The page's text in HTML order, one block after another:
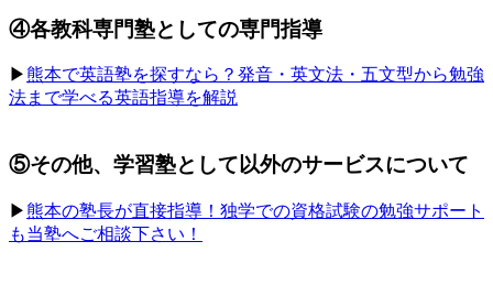
④各教科専門塾としての専門指導
▶︎熊本で英語塾を探すなら？発音・英文法・五文型から勉強
法まで学べる英語指導を解説
⑤その他、学習塾として以外のサービスについて
▶︎熊本の塾長が直接指導！独学での資格試験の勉強サポート
も当塾へご相談下さい！